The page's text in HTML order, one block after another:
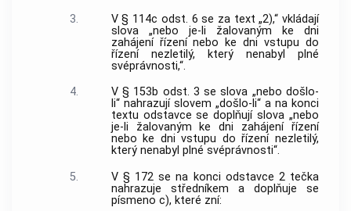
3.
V § 114c odst. 6 se za text „2),“ vkládají
slova „nebo je-li žalovaným ke dni
zahájení řízení nebo ke dni vstupu do
řízení nezletilý, který nenabyl plné
svéprávnosti,“.
4.
V § 153b odst. 3 se slova „nebo došlo-
li“ nahrazují slovem „došlo-li“ a na konci
textu odstavce se doplňují slova „nebo
je-li žalovaným ke dni zahájení řízení
nebo ke dni vstupu do řízení nezletilý,
který nenabyl plné svéprávnosti“.
5.
V § 172 se na konci odstavce 2 tečka
nahrazuje středníkem a doplňuje se
písmeno c), které zní: